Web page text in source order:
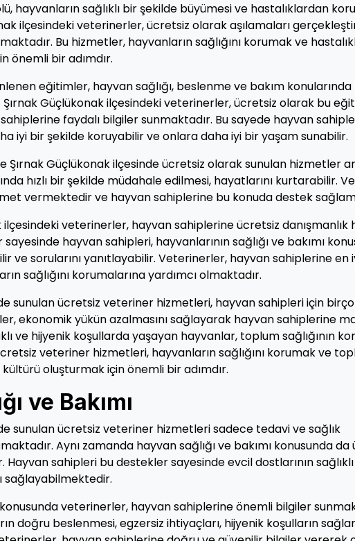
hayvanların sağlıklı bir şekilde büyümesi ve hastalıklardan
ilçesindeki veterinerler, ücretsiz olarak aşılamaları
Bu hizmetler, hayvanların sağlığını korumak ve
önemli bir adımdır.
eğitimler, hayvan sağlığı, beslenme ve bakım
Şırnak Güçlükonak ilçesindeki veterinerler, ücretsiz olarak bu
faydalı bilgiler sunmaktadır. Bu sayede hayvan
iyi bir şekilde koruyabilir ve onlara daha iyi bir yaşam sunabilir.
Güçlükonak ilçesinde ücretsiz olarak sunulan hizmetler
hızlı bir şekilde müdahale edilmesi, hayatlarını kurtarabilir.
vermektedir ve hayvan sahiplerine bu konuda destek
ilçesindeki veterinerler, hayvan sahiplerine ücretsiz danışmanlık
hayvan sahipleri, hayvanlarının sağlığı ve bakımı
ve sorularını yanıtlayabilir. Veterinerler, hayvan sahiplerine en
sağlığını korumalarına yardımcı olmaktadır.
sunulan ücretsiz veteriner hizmetleri, hayvan sahipleri için
ekonomik yükün azalmasını sağlayarak hayvan sahiplerine
ve hijyenik koşullarda yaşayan hayvanlar, toplum sağlığının
veteriner hizmetleri, hayvanların sağlığını korumak ve
oluşturmak için önemli bir adımdır.
ve Bakımı
sunulan ücretsiz veteriner hizmetleri sadece tedavi ve sağlık
Aynı zamanda hayvan sağlığı ve bakımı konusunda
sahipleri bu destekler sayesinde evcil dostlarının
sağlayabilmektedir.
konusunda veterinerler, hayvan sahiplerine önemli bilgiler
doğru beslenmesi, egzersiz ihtiyaçları, hijyenik koşulların